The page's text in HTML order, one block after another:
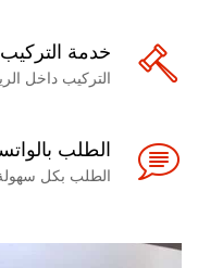
خدمة التركيب
التركيب داخل الرياض فقط
الطلب
الطلب بكل